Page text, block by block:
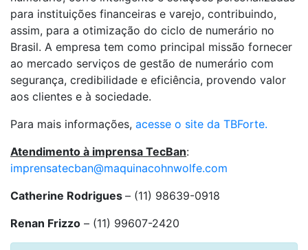
para instituições financeiras e varejo, contribuindo,
assim, para a otimização do ciclo de numerário no
Brasil. A empresa tem como principal missão fornecer
ao mercado serviços de gestão de numerário com
segurança, credibilidade e eficiência, provendo valor
aos clientes e à sociedade.
Para mais informações, acesse o site da TBForte.
Atendimento à imprensa TecBan:
imprensatecban@maquinacohnwolfe.com
Catherine Rodrigues – (11) 98639-0918
Renan Frizzo – (11) 99607-2420